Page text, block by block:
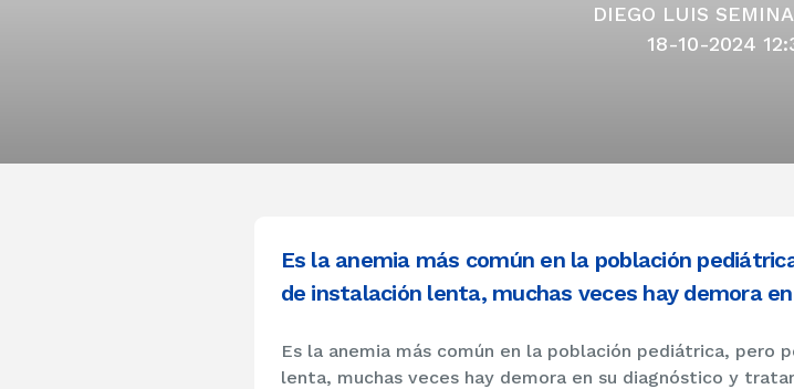
DIEGO LUIS
18-10-2024
Es la anemia más común en la población
de instalación lenta, muchas veces hay demora
Es la anemia más común en la población pediátrica, pero
lenta, muchas veces hay demora en su diagnóstico y